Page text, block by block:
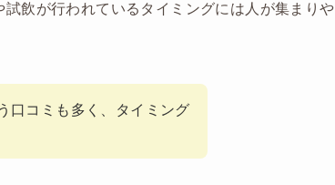
飲が行われているタイミングには人が集まりや
口コミも多く、タイミング